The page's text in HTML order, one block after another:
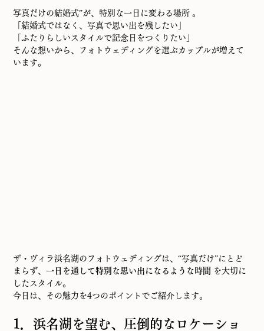
写真だけの結婚式”が、特別な一日に変わる場所 。
「結婚式ではなく、写真で思い出を残したい」
「ふたりらしいスタイルで記念日をつくりたい」
そんな想いから、フォトウェディングを選ぶカップルが増えて
います。
ザ・ヴィラ浜名湖のフォトウェディングは、“写真だけ”にとど
まらず、一日を通して特別な思い出になるような時間 を大切に
したスタイル。
今日は、その魅力を4つのポイントでご紹介します。
1．浜名湖を望む、圧倒的なロケーショ